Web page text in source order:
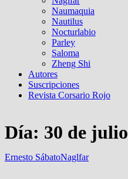
Naumaquia
Nautilus
Nocturlabio
Parley
Saloma
Zheng Shi
Autores
Suscripciones
Revista Corsario Rojo
Día: 30 de
Ernesto SábatoNaglfar